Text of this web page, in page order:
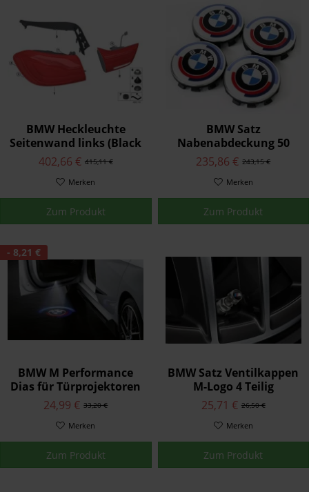
BMW Heckleuchte
Seitenwand links (Black
Line)415,11 €
402,66 €
Merken
Zum Produkt
BMW Satz
Nabenabdeckung 50
Jahre M243,15 €
235,86 €
Merken
Zum Produkt
- 8,21 €
BMW M Performance
Dias für Türprojektoren
33,20 €
24,99 €
Merken
Zum Produkt
BMW Satz Ventilkappen
M-Logo 4 Teilig
26,50 €
25,71 €
Merken
Zum Produkt